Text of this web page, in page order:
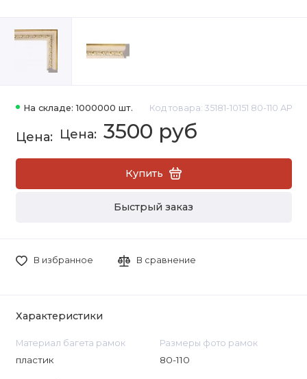
На складе: 1000000 шт. Код товара: 35181-10151 80-110 АР
3500 руб
Купить
Быстрый заказ
В избранное В сравнение
Характеристики
Материал багета рамок
пластик
Размеры фото рамок
80-110